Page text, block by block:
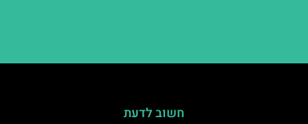
חשוב לדעת